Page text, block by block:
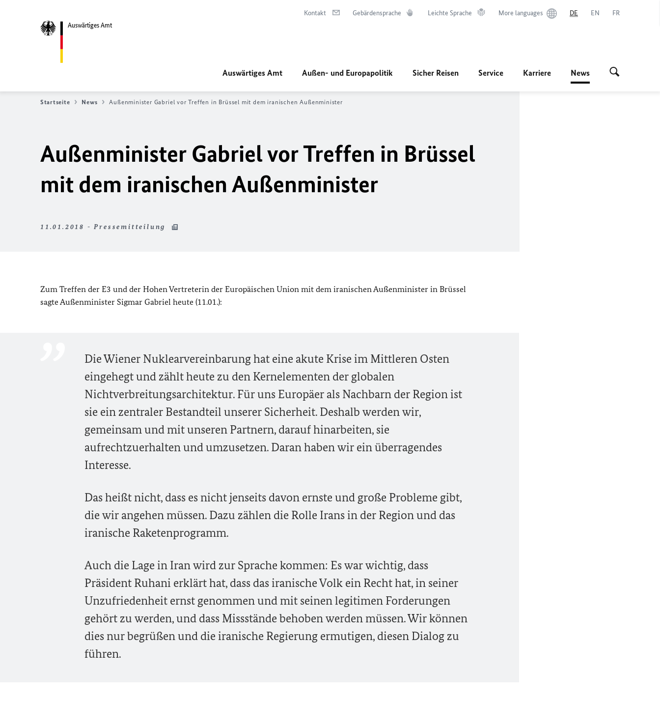
Auswärtiges Amt
Kontakt Gebärdensprache Leichte Sprache More languages DE EN FR
Auswärtiges Amt Außen- und Europapolitik Sicher Reisen Service Karriere News
Startseite News Außenminister Gabriel vor Treffen in Brüssel mit dem iranischen Außenminister
Außenminister Gabriel vor Treffen in Brüssel
mit dem iranischen Außenminister
11.01.2018 - Pressemitteilung
Zum Treffen der E3 und der Hohen Vertreterin der Europäischen Union mit dem iranischen Außenminister in Brüssel
sagte Außenminister Sigmar Gabriel heute (11.01.):
Die Wiener Nuklearvereinbarung hat eine akute Krise im Mittleren Osten
eingehegt und zählt heute zu den Kernelementen der globalen
Nichtverbreitungsarchitektur. Für uns Europäer als Nachbarn der Region ist
sie ein zentraler Bestandteil unserer Sicherheit. Deshalb werden wir,
gemeinsam und mit unseren Partnern, darauf hinarbeiten, sie
aufrechtzuerhalten und umzusetzen. Daran haben wir ein überragendes
Interesse.
Das heißt nicht, dass es nicht jenseits davon ernste und große Probleme gibt,
die wir angehen müssen. Dazu zählen die Rolle Irans in der Region und das
iranische Raketenprogramm.
Auch die Lage in Iran wird zur Sprache kommen: Es war wichtig, dass
Präsident Ruhani erklärt hat, dass das iranische Volk ein Recht hat, in seiner
Unzufriedenheit ernst genommen und mit seinen legitimen Forderungen
gehört zu werden, und dass Missstände behoben werden müssen. Wir können
dies nur begrüßen und die iranische Regierung ermutigen, diesen Dialog zu
führen.